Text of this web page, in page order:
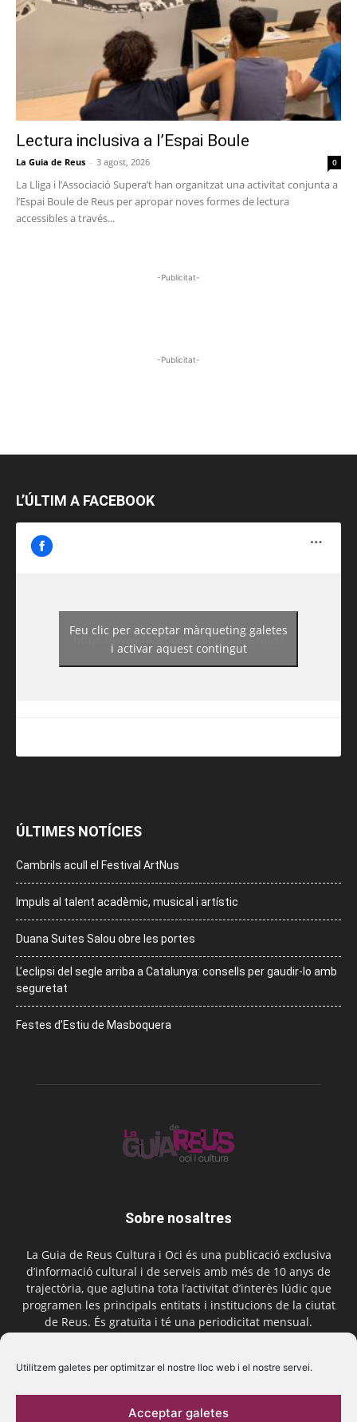
Utilitzem galetes per optimitzar el nostre lloc web i el nostre servei.
Acceptar galetes
Lectura inclusiva a l’Espai Boule
La Guia de Reus - 3 agost, 2026 0
La Lliga i l’Associació Supera’t han organitzat una activitat conjunta a
l’Espai Boule de Reus per apropar noves formes de lectura
accessibles a través...
-Publicitat-
-Publicitat-
L’ÚLTIM A FACEBOOK
https://www.facebook.com/guiadereus/
Feu clic per acceptar màrqueting galetes
i activar aquest contingut
ÚLTIMES NOTÍCIES
Cambrils acull el Festival ArtNus
Impuls al talent acadèmic, musical i artístic
Duana Suites Salou obre les portes
L’eclipsi del segle arriba a Catalunya: consells per gaudir-lo amb
seguretat
Festes d’Estiu de Masboquera
Sobre nosaltres
La Guia de Reus Cultura i Oci és una publicació exclusiva
d’informació cultural i de serveis amb més de 10 anys de
trajectòria, que aglutina tota l’activitat d’interès lúdic que
programen les principals entitats i institucions de la ciutat
de Reus. És gratuïta i té una periodicitat mensual.
Segueix-nos